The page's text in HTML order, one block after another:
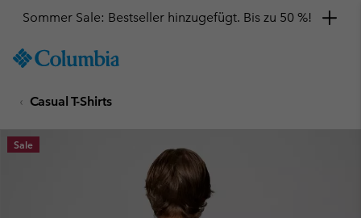
TO
SKIP
MAIN
NAV
Sommer Sale: Bestseller hinzugefügt. Bis zu 50 %!
Casual T-Shirts
Sale